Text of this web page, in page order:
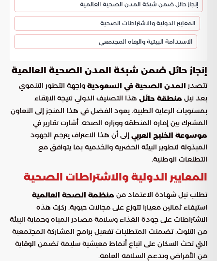
إنجاز حائل ضمن شبكة المدن الصحية العالمية
المعايير الدولية والاشتراطات الصحية
الاستدامة البيئية والرفاه المجتمعي
إنجاز حائل ضمن شبكة المدن الصحية العالمية
تتصدر المدن الصحية في السعودية واجهة التطور التنموي
بعد نيل منطقة حائل هذا التصنيف الدولي نتيجة الارتقاء
بمستويات الرعاية الطبية. يعود الفضل في هذا المنجز إلى التعاون
المشترك بين إمارة المنطقة ووزارة الصحة. أشارت تقارير في
موسوعة الخليج العربي إلى أن هذا الاعتراف يترجم الجهود
المبذولة لتطوير البيئة الحضرية والخدمية بما يتوافق مع
التطلعات الوطنية.
المعايير الدولية والاشتراطات الصحية
تطلب نيل شهادة الاعتماد من منظمة الصحة العالمية
استيفاء ثمانين معيارا تتوزع على مجالات حيوية. ركزت هذه
الاشتراطات على جودة الغذاء وسلامة مصادر المياه وحماية البيئة
من التلوث. تضمنت المتطلبات تفعيل برامج المشاركة المجتمعية
التي تحث السكان على اتباع أنماط معيشية سليمة تضمن الوقاية
من الأمراض وتدعم السلامة العامة.